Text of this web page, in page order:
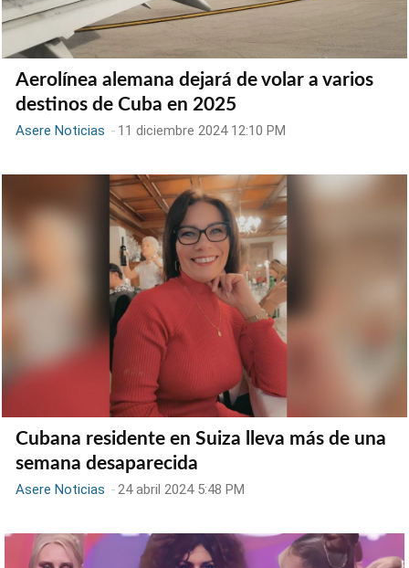
Aerolínea alemana dejará de volar a varios
destinos de Cuba en 2025
Asere Noticias - 11 diciembre 2024 12:10 PM
Cubana residente en Suiza lleva más de una
semana desaparecida
Asere Noticias -24 abril 2024 5:48 PM